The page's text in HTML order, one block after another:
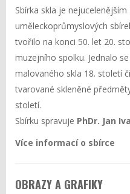
Sbírka skla je
uměleckoprůmyslových
tvořilo na konci 50. let 20.
muzejního spolku. Jednalo
malovaného skla 18. století
tvarované skleněné
století.
Sbírku spravuje PhDr. Jan
Více informací o sbírce
OBRAZY A GRAFIKY